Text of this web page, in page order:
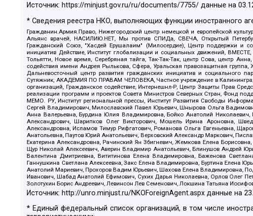
Источник: https://minjust.gov.ru/ru/documents/7755/ данные на
* Сведения реестра НКО, выполняющих функции иностранного
Гражданин.Армия.Право, Нижегородский центр немецкой и европейской
Альянс врачей, НАСИЛИЮ.НЕТ, Мы против СПИДа, СВЕЧА, Открытый
Гражданский Союз, "Хасдей Ерушалаим" (Милосердие), Центр поддержки и
инициатив Действие, Институт глобализации и социальных движений,
Тольятти, Новое время, Серебряная тайга, Так-Так-Так, центр Сова, центр
содействия имени Андрея Рылькова, Сфера, Уральская правозащитная
Дальневосточный центр развития гражданских инициатив и социального
Сутяжник, АКАДЕМИЯ ПО ПРАВАМ ЧЕЛОВЕКА, Частное учреждение в
организаций, Гражданское содействие, Интернешнл-Р, Центр Защиты Прав
реализации программ и проектов Совета Министров Северных Стран, Фонд
МЕМО. РУ, Институт региональной прессы, Институт Развития Свободы
Сергей Владимирович, Милославский Павел Юрьевич, Шнырова Ольга
Анна Валерьевна, Бурдина Юлия Владимировна, Бойко Анатолий Николаевич,
Александрович, Шарипков Олег Викторович, Мошель Ирина Ароновна,
Александровна, Исламов Тимур Рифгатович, Романова Ольга Евгеньевна,
Анатольевна, Паутов Юрий Анатольевич, Верховский Александр Маркович,
Екатерина Александровна, Рачинский Ян Збигневич, Жемкова Елена
Щур Николай Алексеевич, Аверин Владимир Анатольевич, Блинушов Андрей
Валентина Дмитриевна, Вититинова Елена Владимировна, Баженова
Ганнушкина Светлана Алексеевна, Закс Елена Владимировна, Буртина Елена
Анатолий Мариевич, Прохоров Вадим Юрьевич, Шахова Елена Владимировна,
Иванович, Шабад Анатолий Ефимович, Сухих Дарья Николаевна, Орлов Олег
Золотухин Борис Андреевич, Левинсон Лев Семенович, Локшина Татьяна
Источник: http://unro.minjust.ru/NKOForeignAgent.aspx данные на
* Единый федеральный список организаций, в том числе